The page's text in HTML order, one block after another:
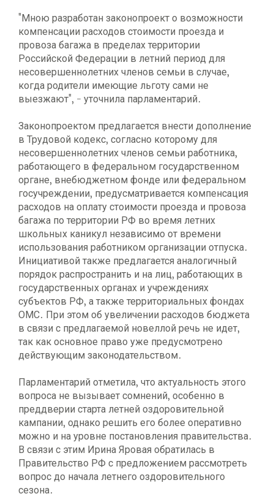
"Мною разработан законопроект о возможности
компенсации расходов стоимости проезда и
провоза багажа в пределах территории
Российской Федерации в летний период для
несовершеннолетних членов семьи в случае,
когда родители имеющие льготу сами не
выезжают", - уточнила парламентарий.
Законопроектом предлагается внести дополнение
в Трудовой кодекс, согласно которому для
несовершеннолетних членов семьи работника,
работающего в федеральном государственном
органе, внебюджетном фонде или федеральном
госучреждении, предусматривается компенсация
расходов на оплату стоимости проезда и провоза
багажа по территории РФ во время летних
школьных каникул независимо от времени
использования работником организации отпуска.
Инициативой также предлагается аналогичный
порядок распространить и на лиц, работающих в
государственных органах и учреждениях
субъектов РФ, а также территориальных фондах
ОМС. При этом об увеличении расходов бюджета
в связи с предлагаемой новеллой речь не идет,
так как основное право уже предусмотрено
действующим законодательством.
Парламентарий отметила, что актуальность этого
вопроса не вызывает сомнений, особенно в
преддверии старта летней оздоровительной
кампании, однако решить его более оперативно
можно и на уровне постановления правительства.
В связи с этим Ирина Яровая обратилась в
Правительство РФ с предложением рассмотреть
вопрос до начала летнего оздоровительного
сезона.